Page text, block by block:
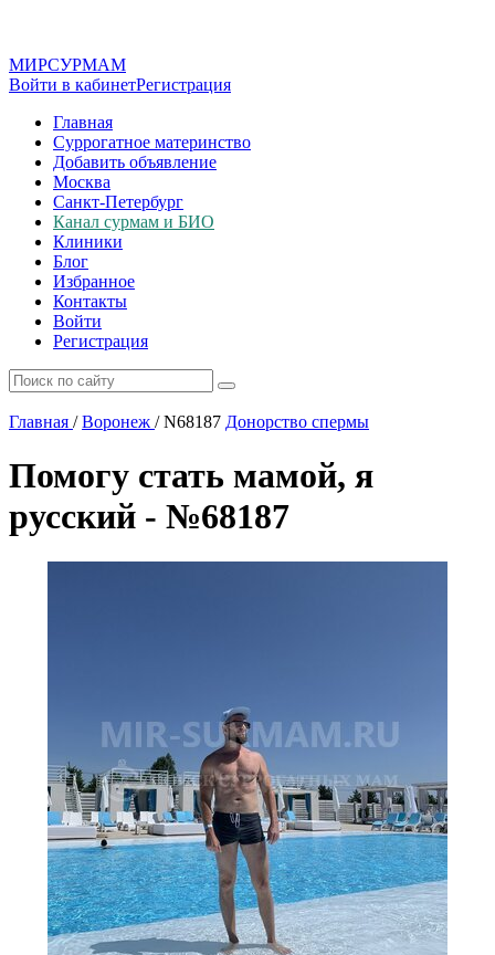
МИРСУРМАМ
Войти в кабинетРегистрация
Главная
Суррогатное материнство
Добавить объявление
Москва
Санкт-Петербург
Канал сурмам и БИО
Клиники
Блог
Избранное
Контакты
Войти
Регистрация
Главная / Воронеж /N68187 Донорство спермы
Помогу стать мамой, я
русский - №68187